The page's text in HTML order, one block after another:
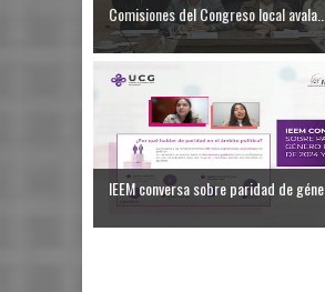
Comisiones del Congreso local avala...
IEEM conversa sobre paridad de géne...